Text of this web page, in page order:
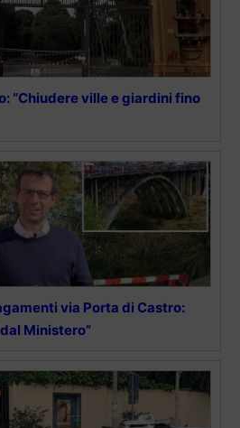
“Chiudere ville e giardini fino
via Porta di Castro:
Ministero”